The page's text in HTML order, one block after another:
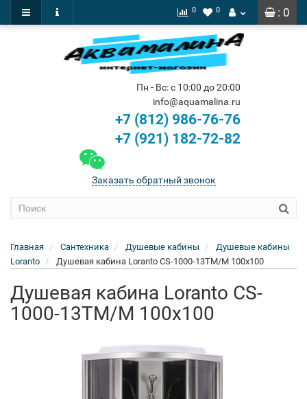
: 0
0 0
Пн - Вс: с 10:00 до 20:00
info@aquamalina.ru
+7 (812) 986-76-76
+7 (921) 182-72-82
Заказать обратный звонок
Главная Сантехника Душевые кабины
Душевые кабины
Loranto
Душевая кабина Loranto CS-1000-13TM/M 100x100
Душевая кабина Loranto CS-
1000-13TM/M 100x100